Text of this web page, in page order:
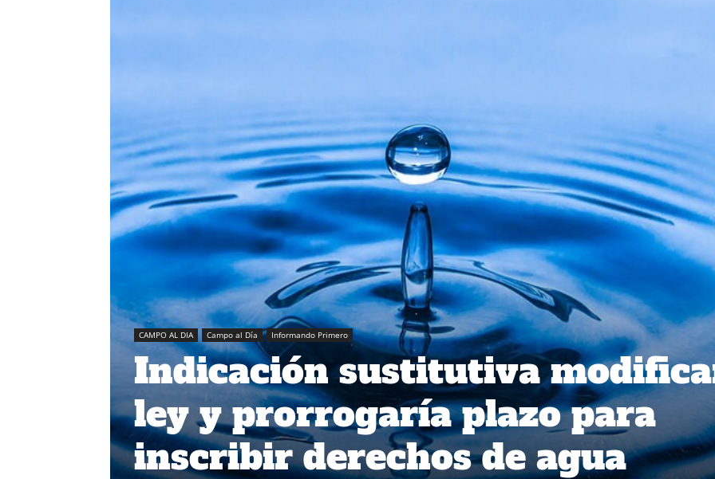
CAMPO AL DIA Campo al Día Informando Primero
Indicación sustitutiva
ley y prorrogaría plazo para
inscribir derechos de agua